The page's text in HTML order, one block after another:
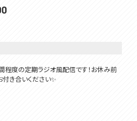
程度の定期ラジオ風配信です！お休み前
付き合いください✨️